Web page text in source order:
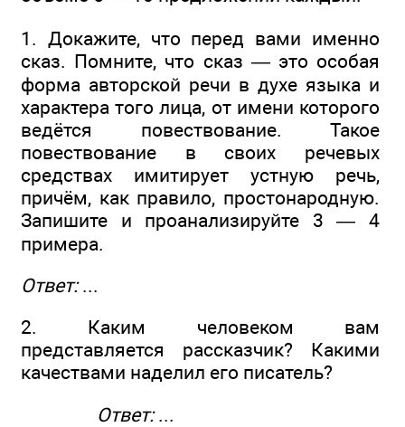
1. Докажите, что перед вами именно
сказ. Помните, что сказ — это особая
форма авторской речи в духе языка и
характера того лица, от имени которого
ведётся повествование. Такое
повествование в своих речевых
средствах имитирует устную речь,
причём, как правило, простонародную.
Запишите и проанализируйте 3 — 4
примера.
Ответ:...
2. Каким человеком вам
представляется рассказчик? Какими
качествами наделил его писатель?
Ответ:...